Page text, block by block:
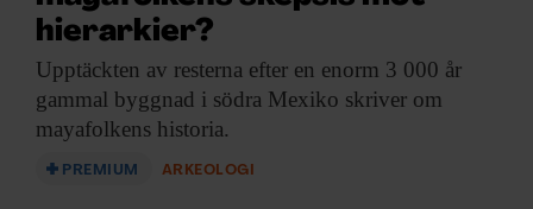
information från din enhet till de sociala medier och
annons- och analysföretag som vi samarbetar med.
Dessa kan i sin tur kombinera informationen med annan
information som du har tillhandahållit eller som de har
samlat in när du har använt deras tjänster.
hierarkier?
Upptäckten av resterna efter en enorm 3 000 år
gammal byggnad i södra Mexiko skriver om
mayafolkens historia.
PREMIUM ARKEOLOGI